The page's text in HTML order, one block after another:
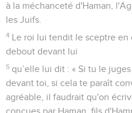
à la méchanceté d'Haman,
les Juifs.
4 Le roi lui tendit le sceptre en
debout devant lui
5 qu’elle lui dit : « Si tu le
devant toi, si cela te paraît
agréable, il faudrait qu'on
conçues par Haman, fils